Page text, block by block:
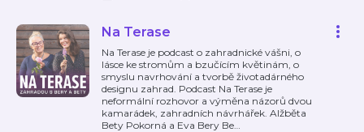
Na Terase
Na Terase je podcast o zahradnické vášni, o
lásce ke stromům a bzučícím květinám, o
smyslu navrhování a tvorbě životadárného
designu zahrad. Podcast Na Terase je
neformální rozhovor a výměna názorů dvou
kamarádek, zahradních návrhářek. Alžběta
Bety Pokorná a Eva Bery Be…